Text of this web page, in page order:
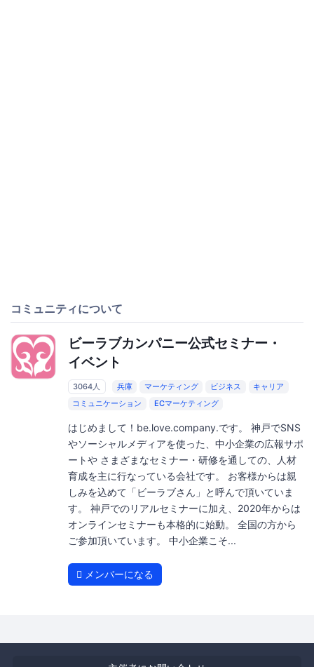
コミュニティについて
ビーラブカンパニー公式セミナー・
イベント
3064人 兵庫 マーケティング ビジネス
キャリア
コミュニケーション
ECマーケティング
はじめまして！be.love.company.です。 神戸でSNS
やソーシャルメディアを使った、中小企業の広報サポ
ートや さまざまなセミナー・研修を通しての、人材
育成を主に行なっている会社です。 お客様からは親
しみを込めて「ビーラブさん」と呼んで頂いていま
す。 神戸でのリアルセミナーに加え、2020年からは
オンラインセミナーも本格的に始動。 全国の方から
ご参加頂いています。 中小企業こそ...
メンバーになる